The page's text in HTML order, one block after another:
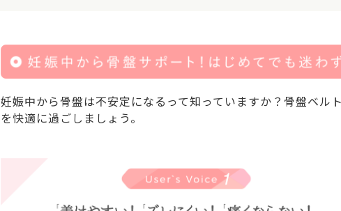
妊娠中から骨盤は不安定になるって知っていますか？骨盤ベル
を快適に過ごしましょう。